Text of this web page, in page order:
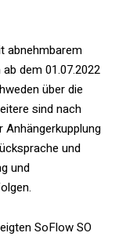
abnehmbarem
dem 01.07.2022
über die
sind nach
Anhängerkupplung
und
und
SoFlow SO